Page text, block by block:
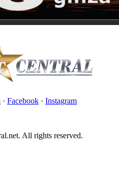
· Facebook · Instagram
All rights reserved.